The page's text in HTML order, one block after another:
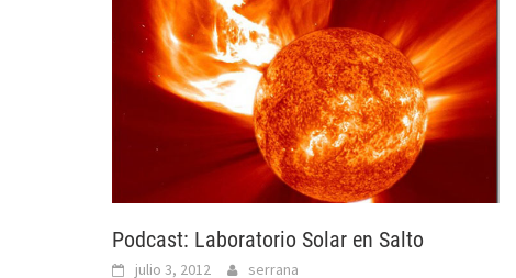
Podcast: Laboratorio Solar en Salto
julio 3, 2012 serrana